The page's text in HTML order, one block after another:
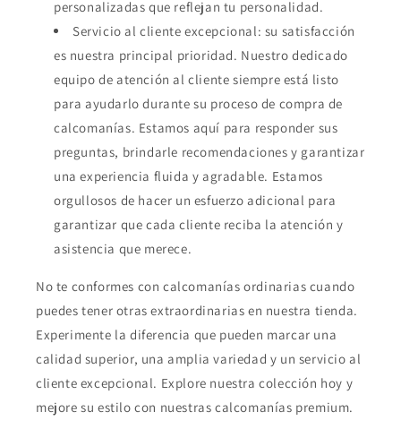
personalizadas que reflejan tu personalidad.
Servicio al cliente excepcional: su satisfacción
es nuestra principal prioridad. Nuestro dedicado
equipo de atención al cliente siempre está listo
para ayudarlo durante su proceso de compra de
calcomanías. Estamos aquí para responder sus
preguntas, brindarle recomendaciones y garantizar
una experiencia fluida y agradable. Estamos
orgullosos de hacer un esfuerzo adicional para
garantizar que cada cliente reciba la atención y
asistencia que merece.
No te conformes con calcomanías ordinarias cuando
puedes tener otras extraordinarias en nuestra tienda.
Experimente la diferencia que pueden marcar una
calidad superior, una amplia variedad y un servicio al
cliente excepcional. Explore nuestra colección hoy y
mejore su estilo con nuestras calcomanías premium.